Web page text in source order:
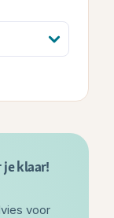
je klaar!
voor